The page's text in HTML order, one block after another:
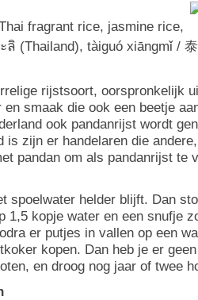
fragrant rice, jasmine rice,
(Thailand), tàiguó xiāngmǐ /
rijstsoort, oorspronkelijk
en smaak die ook een beetje
ook pandanrijst wordt
is zijn er handelaren die
pandan om als pandanrijst te
spoelwater helder blijft. Dan
1,5 kopje water en een snufje
er putjes in vallen op een
kopen. Dan heb je er
en droog nog jaar of twee